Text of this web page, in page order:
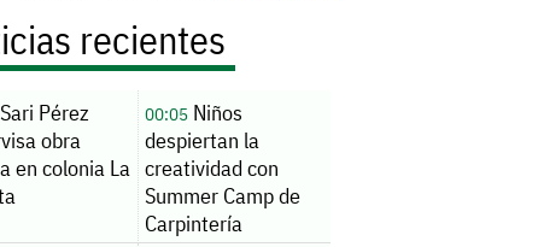
recientes
Sari Pérez
obra
en colonia La
00:05Niños
despiertan la
creatividad con
Summer Camp de
Carpintería